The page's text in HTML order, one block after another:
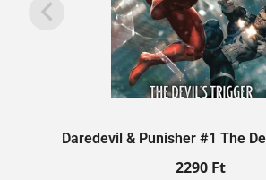
Daredevil & Punisher #1 The
2290 Ft